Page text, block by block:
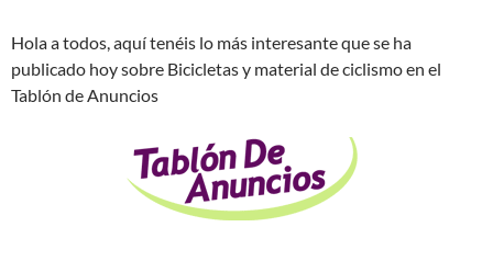
Hola a todos, aquí tenéis lo más interesante que se ha
publicado hoy sobre Bicicletas y material de ciclismo en el
Tablón de Anuncios